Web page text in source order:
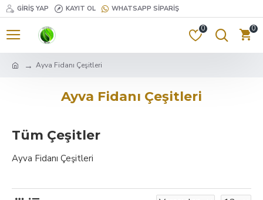
GIRIŞ YAP KAYIT OL WHATSAPP SIPARIŞ
0 0
Ayva Fidanı Çeşitleri
Ayva Fidanı Çeşitleri
Tüm Çeşitler
Ayva Fidanı Çeşitleri